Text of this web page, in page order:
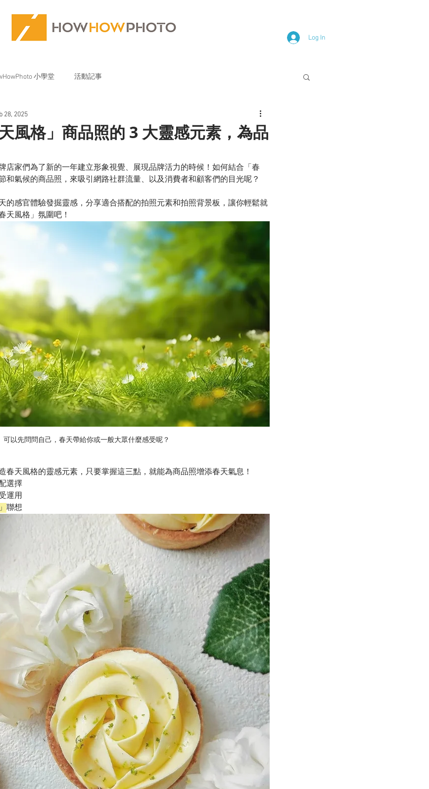
Log In
小學堂 活動記事
風格」商品照的 3 大靈感元素，為品
28, 2025
店家們為了新的一年建立形象視覺、展現品牌活力的時候！如何結合「春
和氣候的商品照，來吸引網路社群流量、以及消費者和顧客們的目光呢？
的感官體驗發掘靈感，分享適合搭配的拍照元素和拍照背景板，讓你輕鬆就
天風格」氛圍吧！
可以先問問自己，春天帶給你或一般大眾什麼感受呢？
春天風格的靈感元素，只要掌握這三點，就能為商品照增添春天氣息！
選擇
運用
聯想